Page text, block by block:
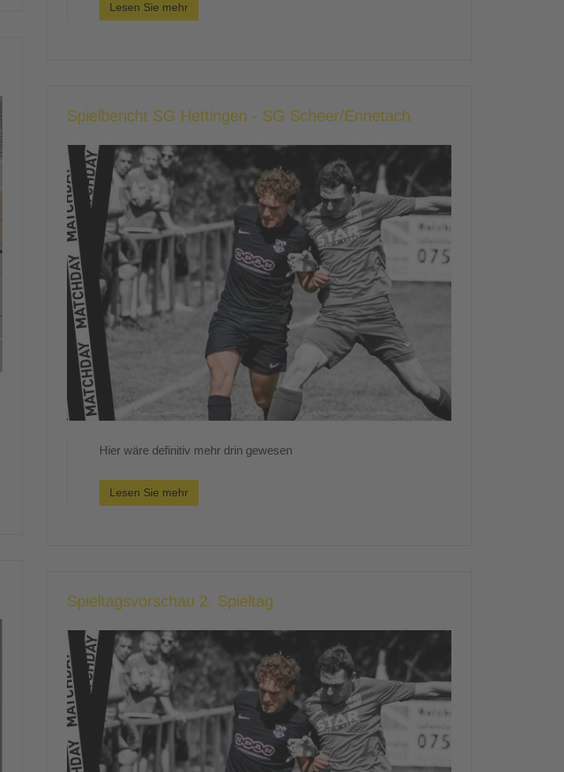
Lesen Sie mehr
Spielbericht SG Hettingen - SG Scheer/Ennetach
Hier wäre definitiv mehr drin gewesen
Lesen Sie mehr
Spieltagsvorschau 2. Spieltag